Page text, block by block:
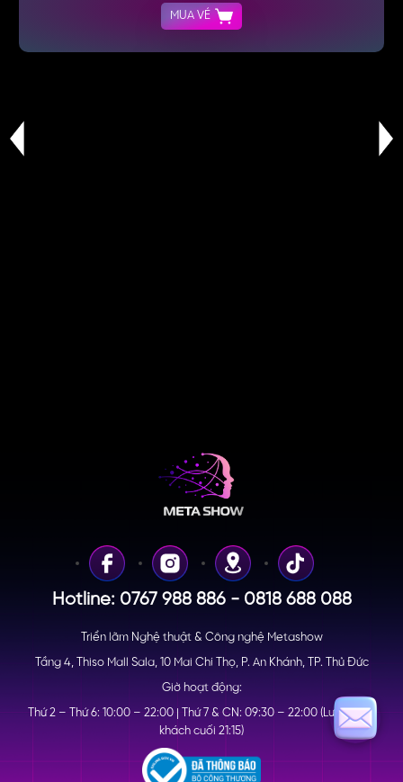
MUA VÉ
Hotline: 0767 988 886 - 0818 688 088
Triển lãm Nghệ thuật & Công nghệ Metashow
Tầng 4, Thiso Mall Sala, 10 Mai Chí Thọ, P. An Khánh, TP. Thủ Đức
Giờ hoạt động:
Thứ 2 – Thứ 6: 10:00 – 22:00 | Thứ 7 & CN: 09:30 – 22:00 (Lượt nhận
khách cuối 21:15)